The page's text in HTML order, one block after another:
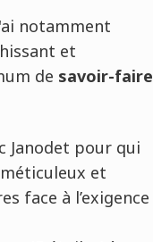
notamment
et
de savoir-faire
Janodet pour qui
méticuleux et
face à l’exigence